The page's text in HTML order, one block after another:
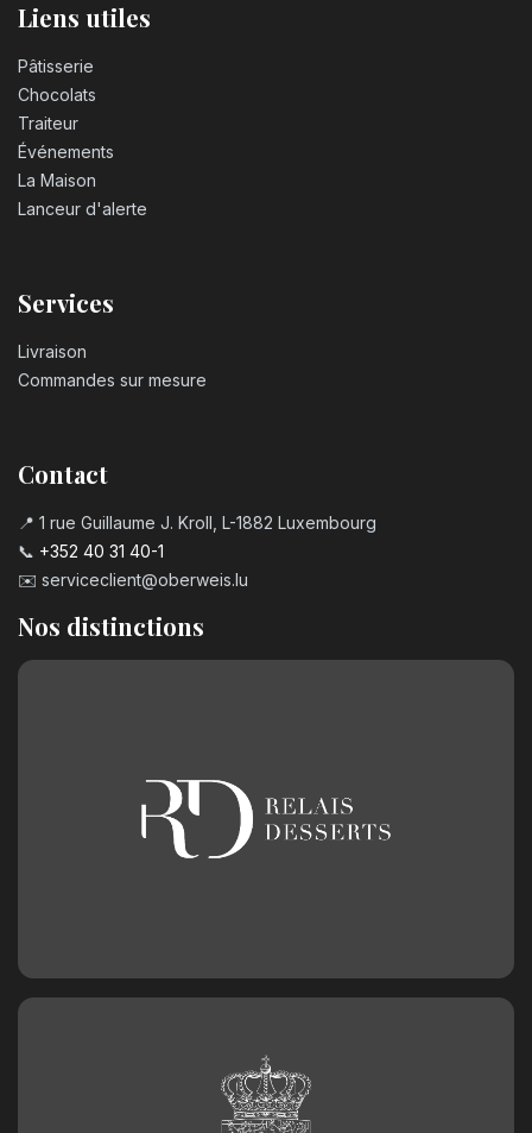
Liens utiles
Pâtisserie
Chocolats
Traiteur
Événements
La Maison
Lanceur d'alerte
Services
Livraison
Commandes sur mesure
Contact
📍 1 rue Guillaume J. Kroll, L-1882 Luxembourg
📞 +352 40 31 40-1
✉️ serviceclient@oberweis.lu
Nos distinctions